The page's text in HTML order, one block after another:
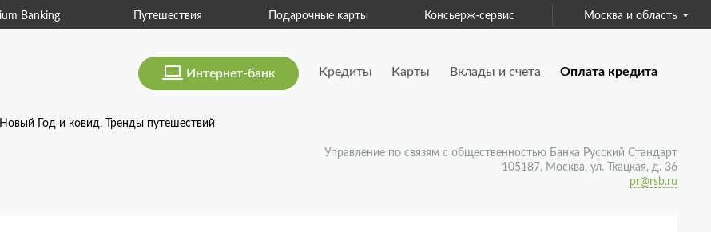
Подарочные карты Консьерж-сервис Москва и область
Интернет-банк Кредиты Карты Вклады и счета Оплата кредита
Новый Год и ковид. Тренды путешествий
Управление по связям с общественностью Банка Русский Стандарт
105187, Москва, ул. Ткацкая, д. 36
pr@rsb.ru